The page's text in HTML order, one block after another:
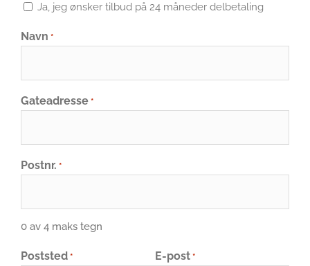
Ja, jeg ønsker tilbud på 24 måneder delbetaling
Navn *
Gateadresse *
Postnr. *
0 av 4 maks tegn
Poststed * E-post *